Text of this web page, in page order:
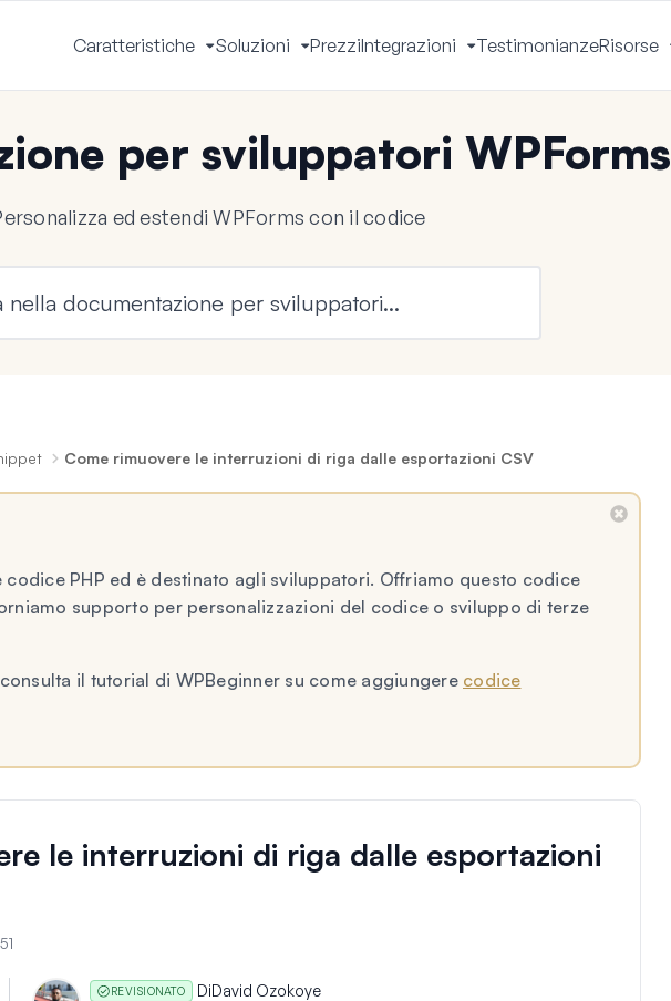
Caratteristiche
Apri
Menu
Soluzioni
Apri
Menu
PrezziIntegrazioni
Apri
Menu
TestimonianzeRisorse
per sviluppatori WPForms
ed estendi WPForms con il codice
Come rimuovere le interruzioni di riga dalle esportazioni CSV
PHP ed è destinato agli sviluppatori. Offriamo questo codice
supporto per personalizzazioni del codice o sviluppo di terze
il tutorial di WPBeginner su come aggiungere codice
le interruzioni di riga dalle esportazioni
REVISIONATO DiDavid Ozokoye